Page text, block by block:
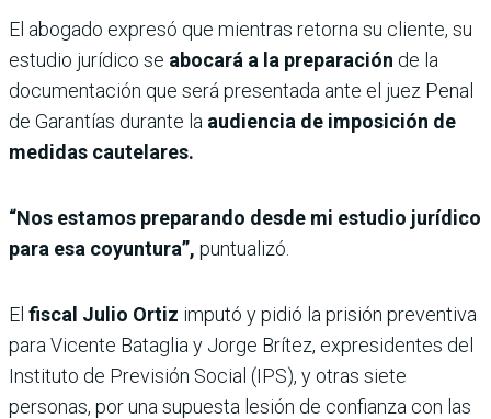
El abogado expresó que mientras retorna su cliente, su
estudio jurídico se abocará a la preparación de la
documentación que será presentada ante el juez Penal
de Garantías durante la audiencia de imposición de
medidas cautelares.
“Nos estamos preparando desde mi estudio jurídico
para esa coyuntura”, puntualizó.
El fiscal Julio Ortiz imputó y pidió la prisión preventiva
para Vicente Bataglia y Jorge Brítez, expresidentes del
Instituto de Previsión Social (IPS), y otras siete
personas, por una supuesta lesión de confianza con las